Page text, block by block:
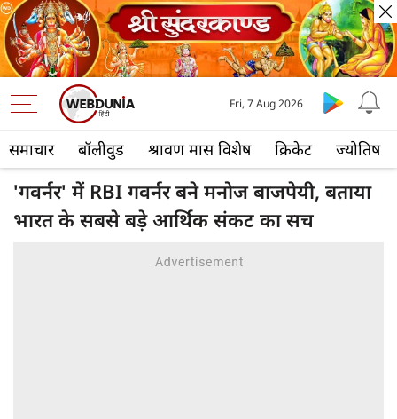
समाचार बॉलीवुड श्रावण मास विशेष क्रिकेट ज्योतिष
Fri, 7 Aug 2026
'गवर्नर' में RBI गवर्नर बने मनोज बाजपेयी, बताया
भारत के सबसे बड़े आर्थिक संकट का सच